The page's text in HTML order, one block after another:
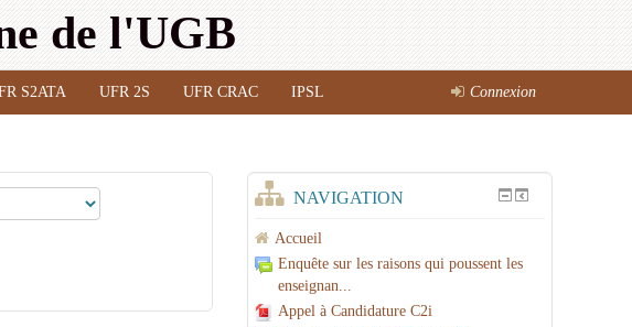
de l'UGB
Connexion
S2ATA UFR 2S UFR CRAC IPSL
NAVIGATION
Accueil
Enquête sur les raisons qui poussent les
enseignan...
Appel à Candidature C2i